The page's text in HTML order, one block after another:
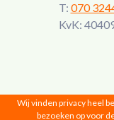
T: 070
KvK:
Wij vinden privacy heel
bezoeken op voor